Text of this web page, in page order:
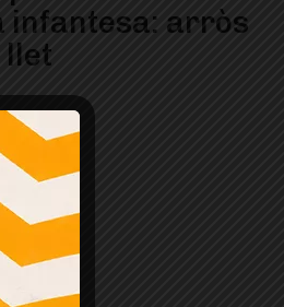
infantesa: arròs
llet